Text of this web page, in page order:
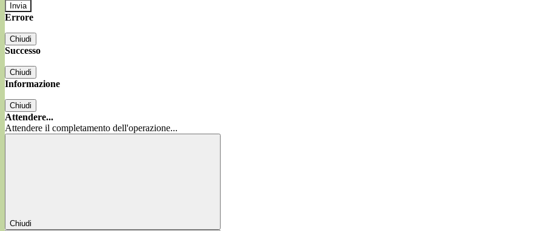
Errore
Chiudi
Successo
Chiudi
Informazione
Chiudi
Attendere...
Attendere il completamento dell'operazione...
Chiudi